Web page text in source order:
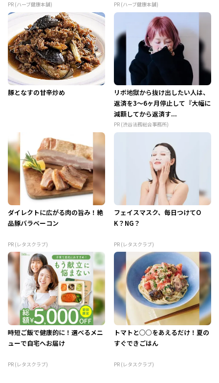
PR (ハーブ健康本舗) PR (ハーブ健康本舗)
豚となすの甘辛炒め
リボ地獄から抜け出したい人は、
返済を3～6ヶ月停止して『大幅に
減額してから返済す...
PR (渋谷法務総合事務所)
ダイレクトに広がる肉の旨み！絶
品豚バラベーコン
PR (レタスクラブ)
フェイスマスク、毎日つけてO
K？NG？
PR (レタスクラブ)
時短ご飯で健康的に！選べるメニ
ューで自宅へお届け
PR (レタスクラブ)
トマトと○○をあえるだけ！夏の
すぐできごはん
PR (レタスクラブ)